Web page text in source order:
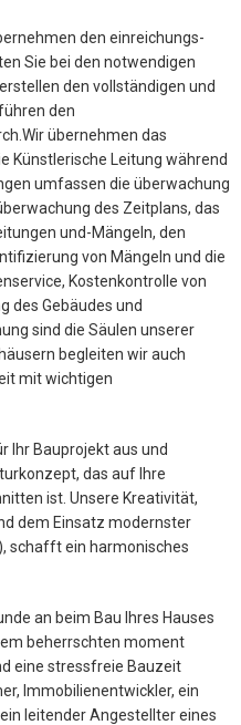
den einreichungs-
Sie bei den notwendigen
den vollständigen und
den
übernehmen das
Künstlerische Leitung während
umfassen die überwachung
des Zeitplans, das
und-Mängeln, den
von Mängeln und die
Kostenkontrolle von
des Gebäudes und
sind die Säulen unserer
begleiten wir auch
mit wichtigen
Ihr Bauprojekt aus und
das auf Ihre
ist. Unsere Kreativität,
dem Einsatz modernster
schafft ein harmonisches
an beim Bau Ihres Hauses
beherrschten moment
eine stressfreie Bauzeit
Immobilienentwickler, ein
leitender Angestellter eines